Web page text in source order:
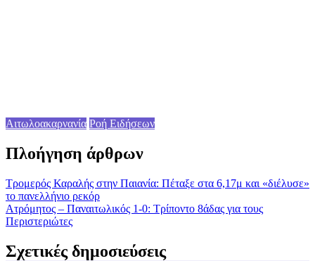
Αιτωλοακαρνανία Ροή Ειδήσεων
Πλοήγηση άρθρων
Τρομερός Καραλής στην Παιανία: Πέταξε στα 6,17μ και «διέλυσε»
το πανελλήνιο ρεκόρ
Ατρόμητος – Παναιτωλικός 1-0: Τρίποντο 8άδας για τους
Περιστεριώτες
Σχετικές δημοσιεύσεις